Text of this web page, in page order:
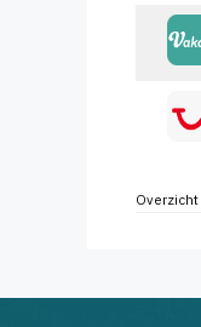
Overzicht